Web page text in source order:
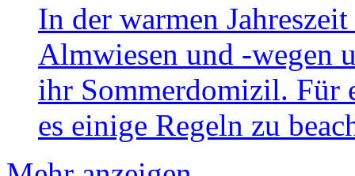
In der warmen
Almwiesen und -wegen
ihr Sommerdomizil. Für
es einige Regeln zu